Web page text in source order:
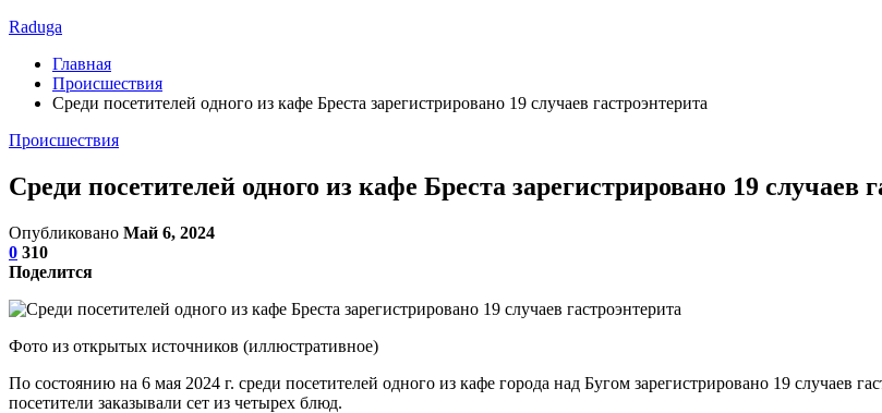
Raduga
Главная
Происшествия
Среди посетителей одного из кафе Бреста зарегистрировано 19 случаев гастроэнтерита
Происшествия
Среди посетителей одного из кафе Бреста зарегистрировано 19 случаев
Опубликовано Май 6, 2024
0 310
Поделится
Фото из открытых источников (иллюстративное)
По состоянию на 6 мая 2024 г. среди посетителей одного из кафе города над Бугом зарегистрировано 19 случаев
посетители заказывали сет из четырех блюд.